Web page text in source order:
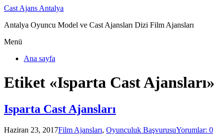
Cast Ajans Antalya
Antalya Oyuncu Model ve Cast Ajansları Dizi Film Ajansları
Menü
Ana sayfa
Etiket «Isparta Cast Ajansları»
Isparta Cast Ajansları
Haziran 23, 2017Film Ajansları, Oyunculuk BaşvurusuYorumlar: 0